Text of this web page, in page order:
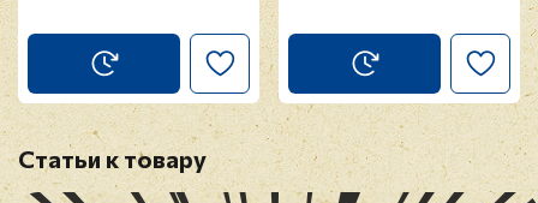
3. Love Letters
4. Bossa Nova Baby
5. Witchcraft
6. Kissin' Cousins
7. It Hurts Me
8. Viva Las Vegas
Статьи к товару